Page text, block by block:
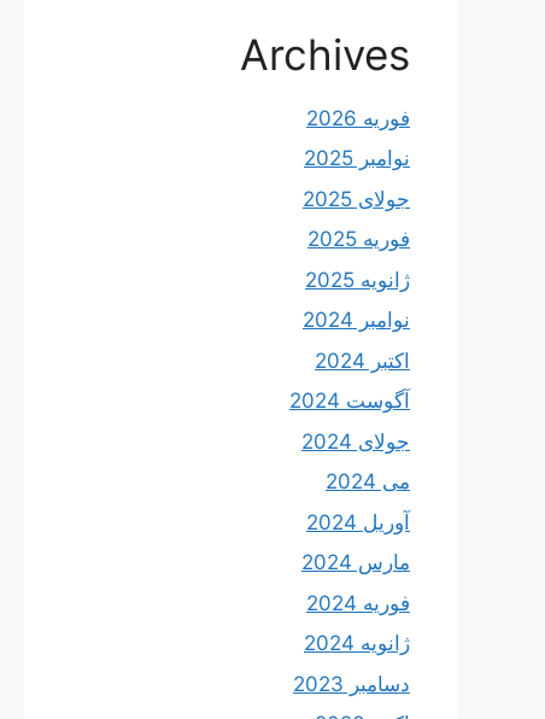
Archives
فوریه 2026
نوامبر 2025
جولای 2025
فوریه 2025
ژانویه 2025
نوامبر 2024
اکتبر 2024
آگوست 2024
جولای 2024
می 2024
آوریل 2024
مارس 2024
فوریه 2024
ژانویه 2024
دسامبر 2023